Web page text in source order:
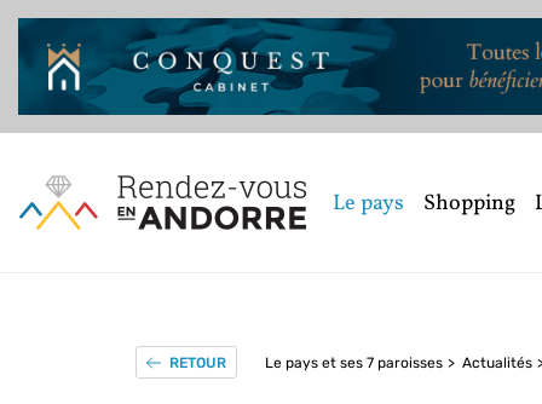
Le pays Shopping
RETOUR Le pays et ses 7 paroisses Actualités